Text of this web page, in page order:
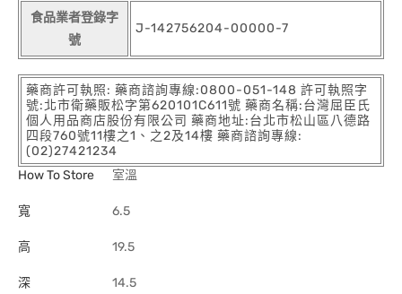
食品業者登錄字
號
J-142756204-00000-7
藥商許可執照: 藥商諮詢專線:0800-051-148 許可執照字
號:北市衛藥販松字第620101C611號 藥商名稱:台灣屈臣氏
個人用品商店股份有限公司 藥商地址:台北市松山區八德路
四段760號11樓之1、之2及14樓 藥商諮詢專線:
(02)27421234
How To Store
室溫
寬 6.5
高 19.5
深 14.5